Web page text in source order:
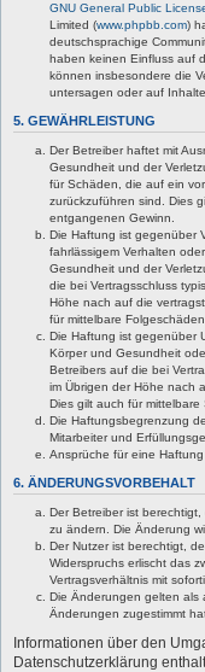
GNU General Public
Limited (www.phpbb.com)
deutschsprachige
haben keinen Einfluss auf
können insbesondere die
untersagen oder auf
5. GEWÄHRLEISTUNG
Der Betreiber haftet mit
Gesundheit und der
für Schäden, die auf ein
zurückzuführen sind. Dies
entgangenen Gewinn.
Die Haftung ist gegenüber
fahrlässigem Verhalten
Gesundheit und der
die bei Vertragsschluss
Höhe nach auf die
für mittelbare
Die Haftung ist gegenüber
Körper und Gesundheit
Betreibers auf die bei
im Übrigen der Höhe nach
Dies gilt auch für
Die Haftungsbegrenzung
Mitarbeiter und
Ansprüche für eine
6. ÄNDERUNGSVORBEHALT
Der Betreiber ist
zu ändern. Die Änderung
Der Nutzer ist berechtigt,
Widerspruchs erlischt das
Vertragsverhältnis mit
Die Änderungen gelten als
Änderungen zugestimmt
Informationen über den
Datenschutzerklärung